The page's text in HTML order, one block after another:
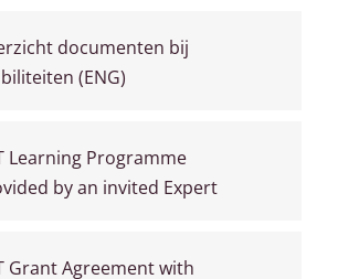
documenten bij
(ENG)
Learning Programme
by an invited Expert
Grant Agreement with